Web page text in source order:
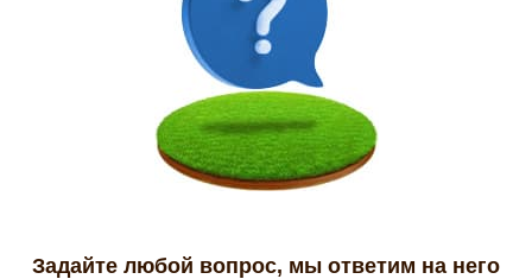
Задайте любой вопрос, мы ответим на него